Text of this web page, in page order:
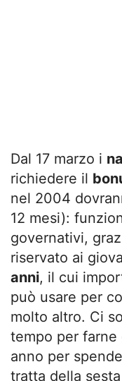
Dal 17 marzo i
richiedere il
nel 2004
12 mesi):
governativi,
riservato ai
anni, il cui
può usare per
molto altro. Ci
tempo per farne
anno per
tratta della